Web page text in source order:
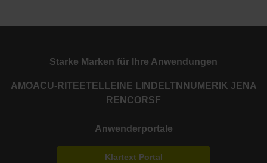
Starke Marken für Ihre Anwendungen
AMOACU-RITE ETEL LEINE LINDE LTN NUMERIK JENA
RENCORSF
Anwenderportale
Klartext Portal